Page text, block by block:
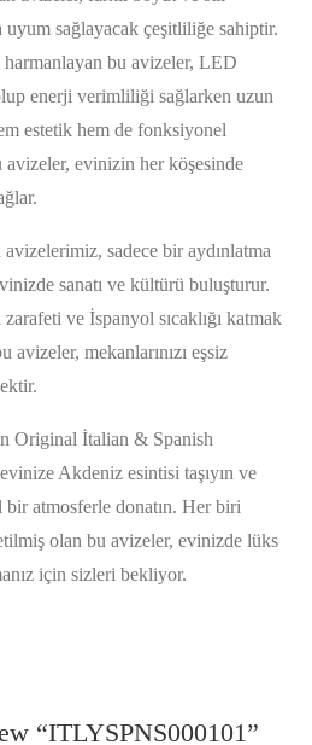
uyum sağlayacak çeşitliliğe sahiptir.
bu avizeler, LED
enerji verimliliği sağlarken uzun
estetik hem de fonksiyonel
evinizin her köşesinde
sadece bir aydınlatma
sanatı ve kültürü buluşturur.
ve İspanyol sıcaklığı katmak
avizeler, mekanlarınızı eşsiz
Original İtalian & Spanish
Akdeniz esintisi taşıyın ve
bir atmosferle donatın. Her biri
olan bu avizeler, evinizde lüks
için sizleri bekliyor.
“ITLYSPNS000101”